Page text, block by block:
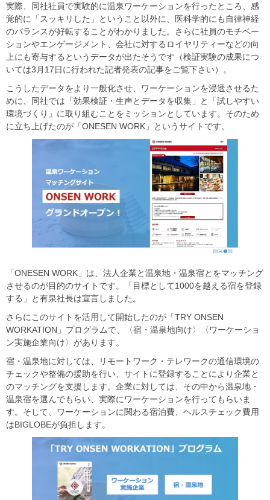
実際、同社社員で実験的に温泉ワーケーションを行ったところ、感
覚的に「スッキリした」ということ以外に、医科学的にも自律神経
のバランスが好転することがわかりました。さらに社員のモチベー
ションやエンゲージメント、会社に対するロイヤリティーなどの向
上にも寄与するというデータが出たそうです（検証実験の成果につ
いては3月17日に行われた記者発表の記事をご覧下さい）。
こうしたデータをより一般化させ、ワーケーションを浸透させるた
めに、同社では「効果検証・生声とデータを収集」と「試しやすい
環境づくり」に取り組むことをミッションとしています。そのため
に立ち上げたのが「ONESEN WORK」というサイトです。
「ONESEN WORK」は、法人企業と温泉地・温泉宿とをマッチング
させるのが目的のサイトです。「目標として1000を越える宿を登録
する」と有泉社長は宣言しました。
さらにこのサイトを活用して開始したのが「TRY ONSEN
WORKATION」プログラムで、〈宿・温泉地向け〉〈ワーケーショ
ン実施企業向け〉があります。
宿・温泉地に対しては、リモートワーク・テレワークの通信環境の
チェックや整備の援助を行い、サイトに登録することにより企業と
のマッチングを支援します。企業に対しては、その中から温泉地・
温泉宿を選んでもらい、実際にワーケーションを行ってもらいま
す。そして、ワーケーションに関わる宿泊費、ヘルスチェック費用
はBIGLOBEが負担します。